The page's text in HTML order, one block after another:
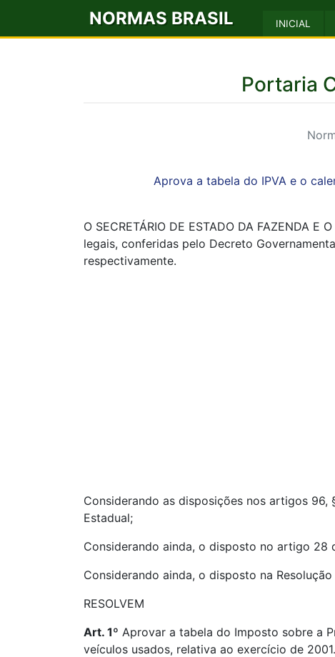
NORMAS BRASIL INICIAL
Portaria
Aprova a tabela do IPVA e o
O SECRETÁRIO DE ESTADO DA FAZENDA E
legais, conferidas pelo Decreto
respectivamente.
Considerando as disposições nos artigos 96,
Estadual;
Considerando ainda, o disposto no artigo 28
Considerando ainda, o disposto na
RESOLVEM
Art. 1º Aprovar a tabela do Imposto sobre a
veículos usados, relativa ao exercício de 2001.